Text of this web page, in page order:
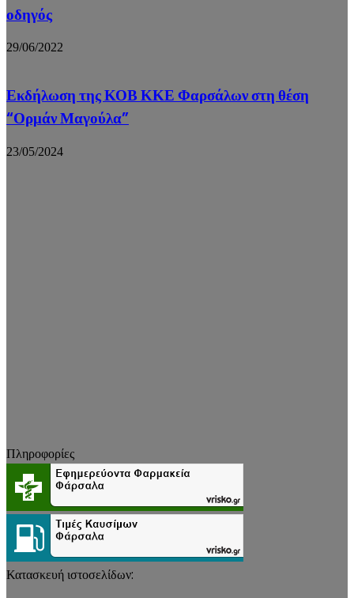
οδηγός
29/06/2022
Εκδήλωση της ΚΟΒ ΚΚΕ Φαρσάλων στη θέση
“Ορμάν Μαγούλα”
23/05/2024
Πληροφορίες
Κατασκευή ιστοσελίδων: